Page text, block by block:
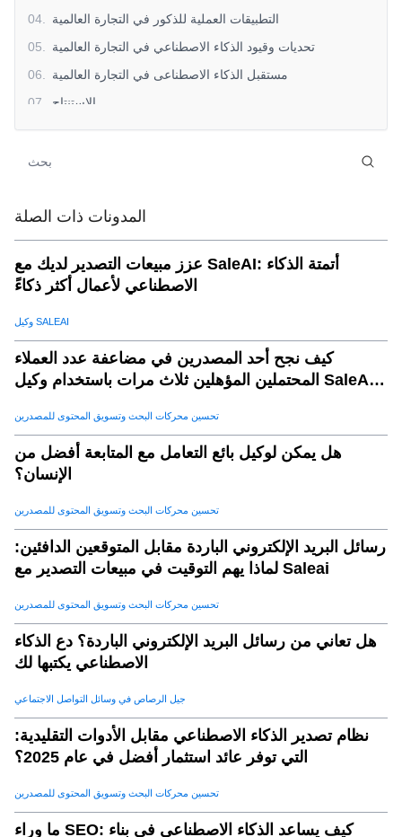
04
التطبيقات العملية للذكور في التجارة العالمية
05
تحديات وقيود الذكاء الاصطناعي في التجارة العالمية
06
مستقبل الذكاء الاصطناعى في التجارة العالمية
07
الاستنتاج
المدونات ذات الصلة
عزز مبيعات التصدير لديك مع SaleAI: أتمتة الذكاء
الاصطناعي لأعمال أكثر ذكاءً
وكيل SALEAI
كيف نجح أحد المصدرين في مضاعفة عدد العملاء
المحتملين المؤهلين ثلاث مرات باستخدام وكيل SaleAI
تحسين محركات البحث وتسويق المحتوى للمصدرين
هل يمكن لوكيل بائع التعامل مع المتابعة أفضل من
الإنسان؟
تحسين محركات البحث وتسويق المحتوى للمصدرين
رسائل البريد الإلكتروني الباردة مقابل المتوقعين الدافئين:
لماذا يهم التوقيت في مبيعات التصدير مع Saleai
تحسين محركات البحث وتسويق المحتوى للمصدرين
هل تعاني من رسائل البريد الإلكتروني الباردة؟ دع الذكاء
الاصطناعي يكتبها لك
جيل الرصاص في وسائل التواصل الاجتماعي
نظام تصدير الذكاء الاصطناعي مقابل الأدوات التقليدية:
التي توفر عائد استثمار أفضل في عام 2025؟
تحسين محركات البحث وتسويق المحتوى للمصدرين
ما وراء SEO: كيف يساعد الذكاء الاصطناعى في بناء